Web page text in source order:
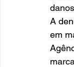
A
em